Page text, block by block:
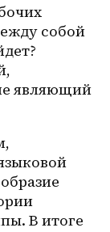
собой
являющий
В итоге